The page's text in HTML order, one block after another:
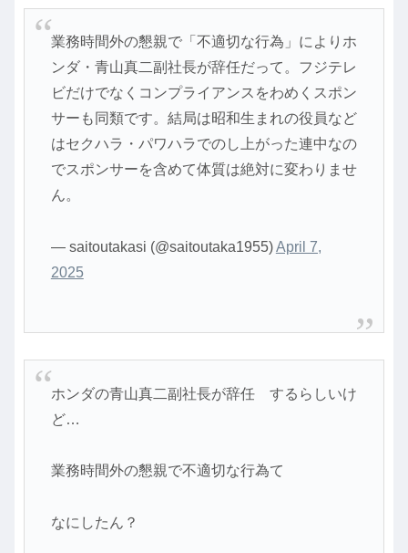
業務時間外の懇親で「不適切な行為」によりホ
ンダ・青山真二副社長が辞任だって。フジテレ
ビだけでなくコンプライアンスをわめくスポン
サーも同類です。結局は昭和生まれの役員など
はセクハラ・パワハラでのし上がった連中なの
でスポンサーを含めて体質は絶対に変わりませ
ん。
— saitoutakasi (@saitoutaka1955)April 7,
2025
ホンダの青山真二副社長が辞任 するらしいけ
ど…
業務時間外の懇親で不適切な行為て
なにしたん？